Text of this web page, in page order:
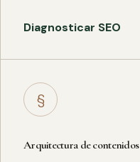
Diagnosticar SEO
§
Arquitectura de contenidos